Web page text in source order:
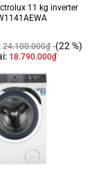
11 kg inverter
24.100.000₫ (22 %)
18.790.000₫